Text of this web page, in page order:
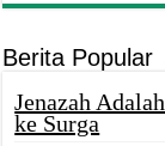
Berita Popular
Jenazah
ke Surga